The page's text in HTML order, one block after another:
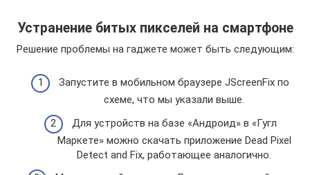
Устранение битых пикселей на смартфоне
Решение проблемы на гаджете может быть следующим:
Запустите в мобильном браузере JScreenFix по
схеме, что мы указали выше.
Для устройств на базе «Андроид» в «Гугл
Маркете» можно скачать приложение Dead Pixel
Detect and Fix, работающее аналогично.